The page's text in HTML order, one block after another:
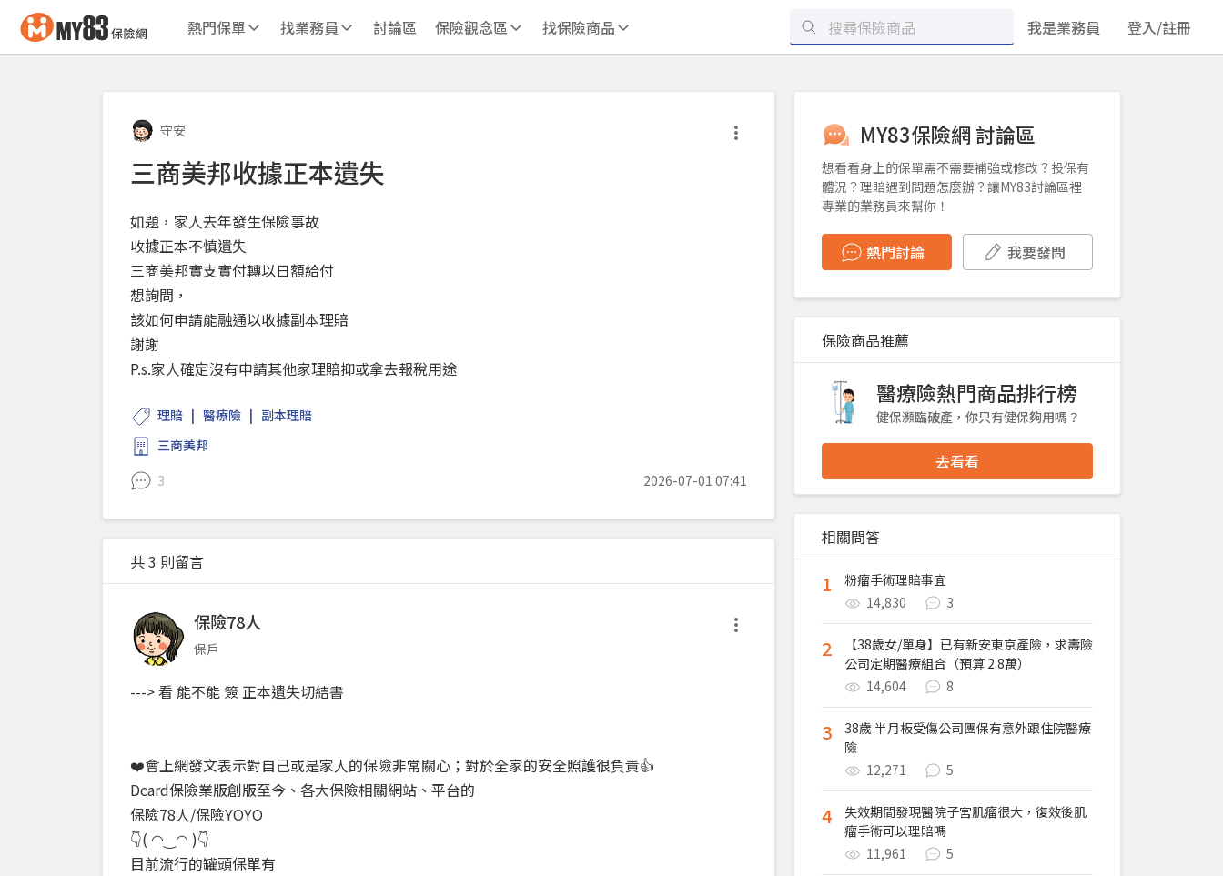
熱門保單 找業務員 討論區 保險觀念區 找保險商品 我是業務員 登入/註冊
守安
三商美邦收據正本遺失
如題，家人去年發生保險事故
收據正本不慎遺失
三商美邦實支實付轉以日額給付
想詢問，
該如何申請能融通以收據副本理賠
謝謝
P.s.家人確定沒有申請其他家理賠抑或拿去報稅用途
理賠 醫療險
副本理賠
三商美邦
3
2026-07-01 07:41
共 3 則留言
保險78人
保戶
---> 看 能不能 簽 正本遺失切結書
❤️會上網發文表示對自己或是家人的保險非常關心；對於全家的安全照護很負責👍
Dcard保險業版創版至今、各大保險相關網站、平台的
保險78人/保險YOYO
👇( ◠‿◠ )👇
目前流行的罐頭保單有
MY83保險網 討論區
想看看身上的保單需不需要補強或修改？投保有
體況？理賠遇到問題怎麼辦？讓MY83討論區裡
專業的業務員來幫你！
熱門討論 我要發問
保險商品推薦
醫療險熱門商品排行榜
健保瀕臨破產，你只有健保夠用嗎？
去看看
相關問答
1
粉瘤手術理賠事宜
14,830
3
2
【38歲女/單身】已有新安東京產險，求壽險
公司定期醫療組合（預算 2.8萬）
14,604
8
3
38歲 半月板受傷公司團保有意外跟住院醫療
險
12,271
5
4
失效期間發現醫院子宮肌瘤很大，復效後肌
瘤手術可以理賠嗎
11,961
5